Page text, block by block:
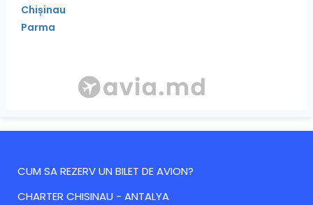
Chișinau
Parma
CUM SA REZERV UN BILET DE AVION?
CHARTER CHISINAU - ANTALYA